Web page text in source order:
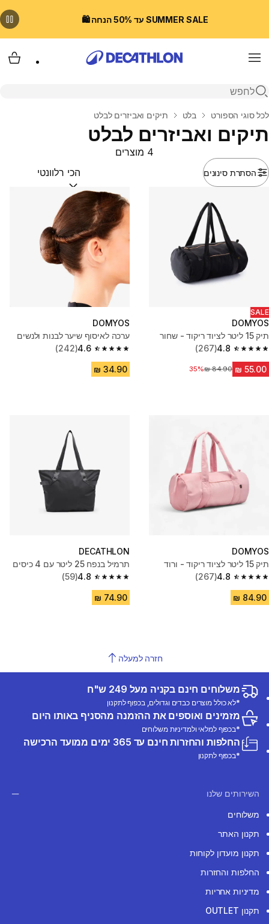
SUMMER SALE עד 50% הנחה 🛍️
Menu
פתיחת חיפוש
בית
לכל סוגי הספורט בלט תיקים ואביזרים לבלט
תיקים ואביזרים לבלט
הסתרת סינונים
4 מוצרים
מיין לפי:(optional)
SALE
DOMYOS
תיק 15 ליטר לציוד ריקוד - שחור
4.8
4.8 out of 5 stars from 267 reviews
(267)
מחיר לפני הנחה‏84.90 ₪
35%
DOMYOS
ערכה לאיסוף שיער לבנות ולנשים
4.6
4.6 out of 5 stars from 242 reviews
(242)
DOMYOS
תיק 15 ליטר לציוד ריקוד - ורוד
4.8
4.8 out of 5 stars from 267 reviews
(267)
DECATHLON
תרמיל בנפח 25 ליטר עם 4 כיסים
4.8
4.8 out of 5 stars from 59 reviews
(59)
חזרה למעלה
משלוחים חינם בקניה מעל 249 ש"ח
*לא כולל מוצרים כבדים וגדולים, בכפוף לתקנון
מזמינים ואוספים את ההזמנה מהסניף באותו היום
*בכפוף למלאי ולמדיניות משלוחים
החלפות והחזרות חינם עד 365 ימים ממועד הרכישה
*בכפוף לתקנון
השירותים שלנו
משלוחים
תקנון האתר
תקנון מועדון לקוחות
החלפות והחזרות
מדיניות אחריות
תקנון OUTLET